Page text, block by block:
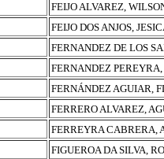
FEIJO ALVAREZ,
FEIJO DOS ANJOS,
FERNANDEZ DE LOS
FERNANDEZ
FERNÁNDEZ AGUIAR,
FERRERO ALVAREZ,
FERREYRA CABRERA,
FIGUEROA DA SILVA,